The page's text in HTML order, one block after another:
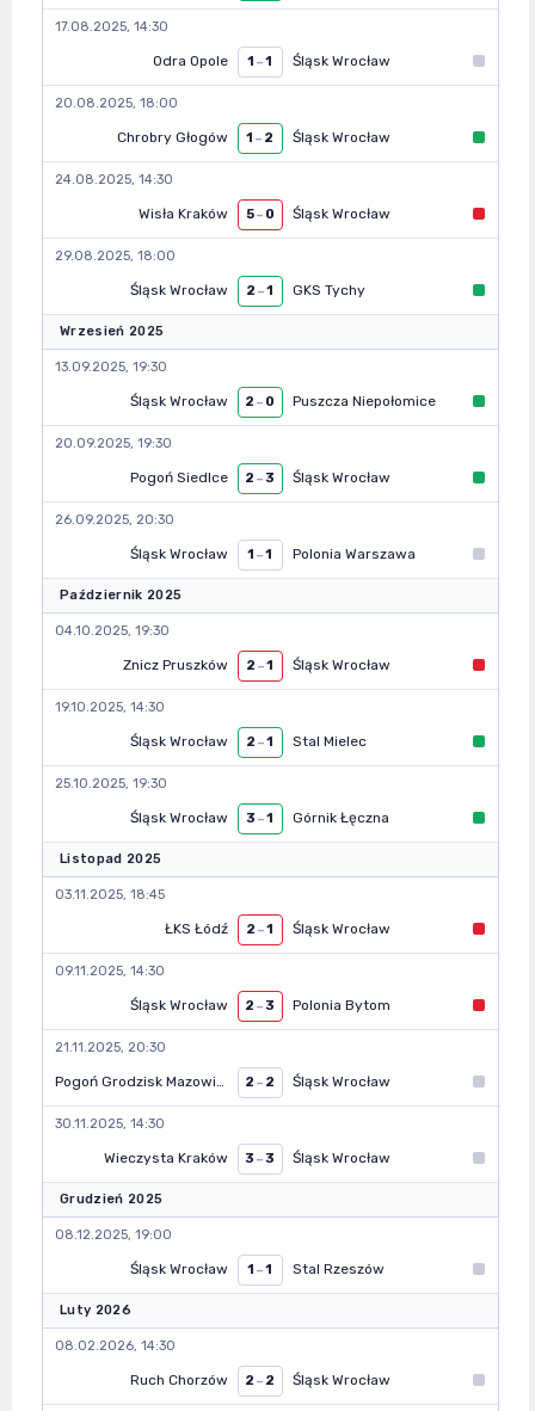
17.08.2025, 14:30
Odra Opole 1 –1 Śląsk Wrocław
20.08.2025, 18:00
Chrobry Głogów 1 – 2 Śląsk Wrocław
24.08.2025, 14:30
Wisła Kraków 5– 0 Śląsk Wrocław
29.08.2025, 18:00
Śląsk Wrocław 2 –1 GKS Tychy
Wrzesień 2025
13.09.2025, 19:30
Śląsk Wrocław 2 – 0 Puszcza Niepołomice
20.09.2025, 19:30
Pogoń Siedlce 2 –3 Śląsk Wrocław
26.09.2025, 20:30
Śląsk Wrocław 1 –1 Polonia Warszawa
Październik 2025
04.10.2025, 19:30
Znicz Pruszków 2 –1 Śląsk Wrocław
19.10.2025, 14:30
Śląsk Wrocław 2 –1 Stal Mielec
25.10.2025, 19:30
Śląsk Wrocław 3 –1 Górnik Łęczna
Listopad 2025
03.11.2025, 18:45
ŁKS Łódź 2 –1 Śląsk Wrocław
09.11.2025, 14:30
Śląsk Wrocław 2 –3 Polonia Bytom
21.11.2025, 20:30
2 – 2 Śląsk Wrocław
30.11.2025, 14:30
Wieczysta Kraków 3 –3 Śląsk Wrocław
Grudzień 2025
08.12.2025, 19:00
Śląsk Wrocław 1 –1 Stal Rzeszów
Luty 2026
08.02.2026, 14:30
Ruch Chorzów 2 – 2 Śląsk Wrocław